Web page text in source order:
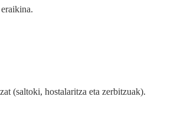
(saltoki, hostalaritza eta zerbitzuak).